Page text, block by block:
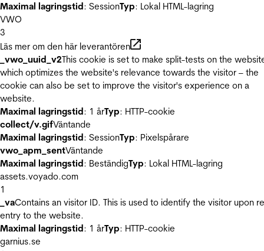
Maximal lagringstid: SessionTyp: Lokal HTML-lagring
VWO
3
Läs mer om den här leverantören
_vwo_uuid_v2This cookie is set to make split-tests on the
which optimizes the website's relevance towards the visitor – the
cookie can also be set to improve the visitor's experience on a
website.
Maximal lagringstid: 1 årTyp: HTTP-cookie
collect/v.gifVäntande
Maximal lagringstid: SessionTyp: Pixelspårare
vwo_apm_sentVäntande
Maximal lagringstid: BeständigTyp: Lokal HTML-lagring
assets.voyado.com
1
_vaContains an visitor ID. This is used to identify the visitor upon
entry to the website.
Maximal lagringstid: 1 årTyp: HTTP-cookie
garnius.se